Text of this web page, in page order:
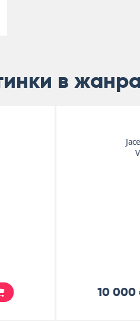
в
The
Live At
6 500 ₽